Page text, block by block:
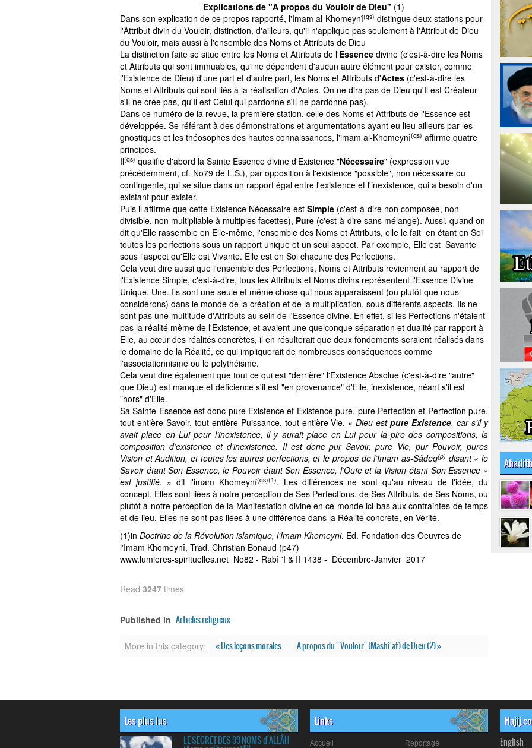
Explications de "A propos du Vouloir de Dieu" (1)
Dans son explication de ce propos rapporté, l'Imam al-Khomeynî(qs) distingue deux stations pour
l'Attribut divin du Vouloir, distinction, d'ailleurs, qu'il n'applique pas seulement à l'Attribut de Dieu
du Vouloir, mais aussi à l'ensemble des Noms et Attributs de Dieu
La distinction faite se situe entre les Noms et Attributs de l'Essence divine (c'est-à-dire les Noms
et Attributs qui sont immuables, qui ne dépendent d'aucun autre élément pour exister, comme
l'Existence de Dieu) d'une part et d'autre part, les Noms et Attributs d'Actes (c'est-à-dire les
Noms et Attributs qui sont liés à la réalisation d'Actes. On ne dira pas de Dieu qu'Il est Créateur
s'Il ne crée pas, qu'Il est Celui qui pardonne s'Il ne pardonne pas).
Dans ce numéro de la revue, la première station, celle des Noms et Attributs de l'Essence est
développée. Se référant à des démonstrations et argumentations ayant eu lieu ailleurs par les
gnostiques et les théosophes des hautes connaissances, l'imam al-Khomeynî(qs) affirme quatre
principes.
Il(qs) qualifie d'abord la Sainte Essence divine d'Existence "Nécessaire" (expression vue
précédemment, cf. No79 de L.S.), par opposition à l'existence "possible", non nécessaire ou
contingente, qui se situe dans un rapport égal entre l'existence et l'inexistence, qui a besoin d'un
existant pour exister.
Puis il affirme que cette Existence Nécessaire est Simple (c'est-à-dire non composée, non
divisible, non multipliable à multiples facettes), Pure (c'est-à-dire sans mélange). Aussi, quand on
dit qu'Elle rassemble en Elle-même, l'ensemble des Noms et Attributs, elle le fait en étant en Soi
toutes les perfections sous un rapport unique et un seul aspect. Par exemple, Elle est Savante
sous l'aspect qu'Elle est Vivante. Elle est en Soi chacune des Perfections.
Cela veut dire aussi que l'ensemble des Perfections, Noms et Attributs reviennent au rapport de
l'Existence Simple, c'est-à-dire, tous les Attributs et Noms divins représentent l'Essence Divine
Unique, Une. Ils sont une seule et même chose qui nous apparaissent (ou plutôt que nous
considérons) dans le monde de la création et de la multiplication, sous différents aspects. Ils ne
sont pas une multitude d'Attributs au sein de l'Essence divine. En effet, si les Perfections n'étaient
pas la réalité même de l'Existence, et avaient une quelconque séparation et dualité par rapport à
Elle, au cœur des réalités concrètes, il en résulterait que deux fondements seraient réalisés dans
le domaine de la Réalité, ce qui impliquerait de nombreuses conséquences comme
l'associationnisme ou le polythéisme.
Cela veut dire également que tout ce qui est "derrière" l'Existence Absolue (c'est-à-dire "autre"
que Dieu) est manque et déficience s'il est "en provenance" d'Elle, inexistence, néant s'il est
"hors" d'Elle.
Sa Sainte Essence est donc pure Existence et Existence pure, pure Perfection et Perfection pure,
tout entière Savoir, tout entière Puissance, tout entière Vie. «Dieu estpure Existence, car s’il y
avait place en Lui pour l’inexistence, il y aurait place en Lui pour la pire des compositions, la
composition d’existence et d’inexistence. Il est donc pur Savoir, pure Vie, pur Pouvoir, pures
Vision et Audition, et toutes les autres perfections, et le propos de l’Imam as-Sâdeq(p) disant « le
Savoir étant Son Essence, le Pouvoir étant Son Essence, l’Ouïe et la Vision étant Son Essence »
est justifié. » dit l'imam Khomeynî(qs)(1). Les différences ne sont qu'au niveau de l'idée, du
concept. Elles sont liées à notre perception de Ses Perfections, de Ses Attributs, de Ses Noms, ou
plutôt à notre perception de la Manifestation divine en ce monde ici-bas aux contraintes de temps
et de lieu. Elles ne sont pas liées à une différence dans la Réalité concrète, en Vérité.
(1)in Doctrine de la Révolution islamique, l'Imam Khomeyni. Ed. Fondation des Oeuvres de
l'Imam Khomeynî, Trad. Christian Bonaud (p47)
www.lumieres-spirituelles.net No82 - Rabî 'I & II 1438 - Décembre-Janvier 2017
Read 3247 times
Published in Articles religieux
More in this category: « Des leçons morales A propos du " Vouloir" (Mashî'at) de Dieu (2) »
Ahadith
Les plus lus
LE SECRET DES 99 NOMS d'ALLÂH
Links
Accueil Reportage English